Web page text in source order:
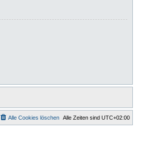
Alle Zeiten sind UTC+02:00
Alle Cookies löschen